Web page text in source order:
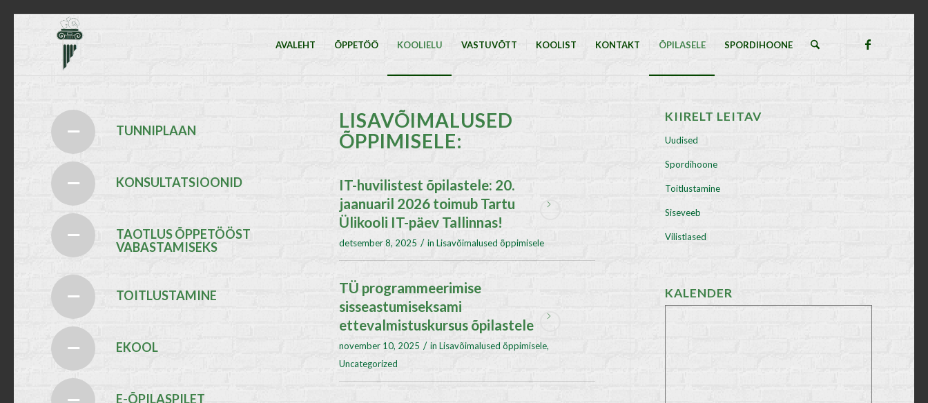
AVALEHT ÕPPETÖÖ KOOLIELU VASTUVÕTT KOOLIST KONTAKT ÕPILASELE SPORDIHOONE
TUNNIPLAAN
KONSULTATSIOONID
TAOTLUS ÕPPETÖÖST
VABASTAMISEKS
TOITLUSTAMINE
EKOOL
E-ÕPILASPILET
LISAVÕIMALUSED
ÕPPIMISELE:
IT-huvilistest õpilastele: 20.
jaanuaril 2026 toimub Tartu
Ülikooli IT-päev Tallinnas!
detsember 8, 2025 / in Lisavõimalused õppimisele
TÜ programmeerimise
sisseastumiseksami
ettevalmistuskursus õpilastele
november 10, 2025 / in Lisavõimalused õppimisele,
Uncategorized
KIIRELT LEITAV
Uudised
Spordihoone
Toitlustamine
Siseveeb
Vilistlased
KALENDER